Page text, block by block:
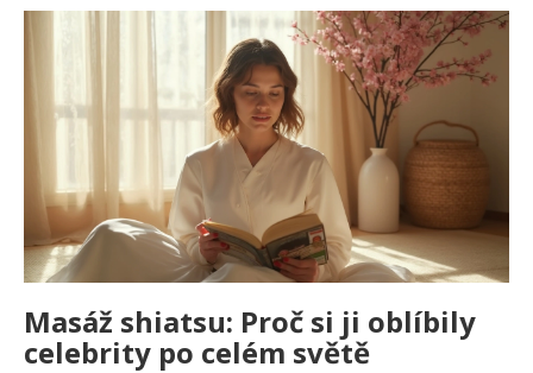
nejlíp. Podíváme se i na to, na co dát bacha, když si masáž
chceš udělat doma. Přidám tipy z praxe, které tě možná
Masáž shiatsu: Proč si ji oblíbily
celebrity po celém světě